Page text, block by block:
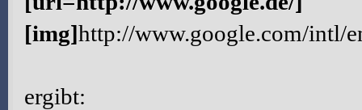
[img]http://www.google.com/intl/
ergibt: